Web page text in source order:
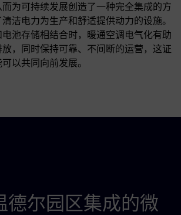
为可持续发展创造了一种完全集成的方
洁电力为生产和舒适提供动力的设施。
池存储相结合时，暖通空调电气化有助
，同时保持可靠、不间断的运营，这证
以共同向前发展。
德尔园区集成的微